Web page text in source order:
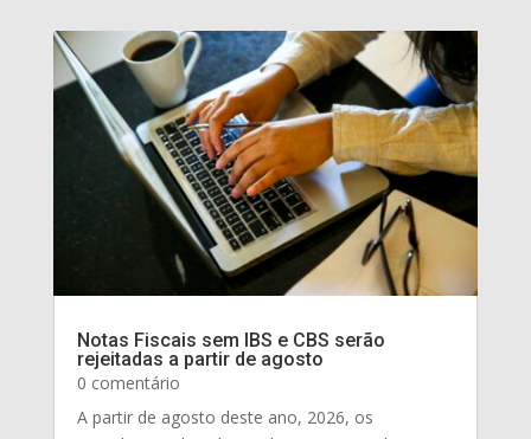
Notas Fiscais sem IBS e CBS serão
rejeitadas a partir de agosto
0 comentário
A partir de agosto deste ano, 2026, os